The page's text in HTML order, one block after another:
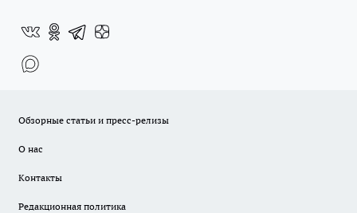
Обзорные статьи и пресс-релизы
О нас
Контакты
Редакционная политика